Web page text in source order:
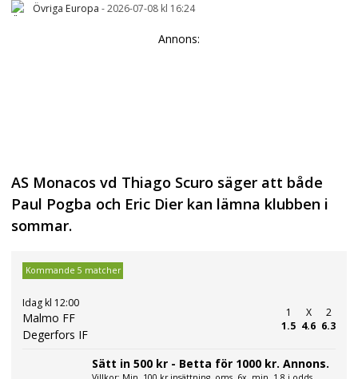
Övriga Europa -2026-07-08 kl 16:24
Annons:
AS Monacos vd Thiago Scuro säger att både
Paul Pogba och Eric Dier kan lämna klubben i
sommar.
Kommande 5 matcher
Idag kl 12:00
Malmo FF
Degerfors IF
1
1.5
X
4.6
2
6.3
Sätt in 500 kr - Betta för 1000 kr. Annons.